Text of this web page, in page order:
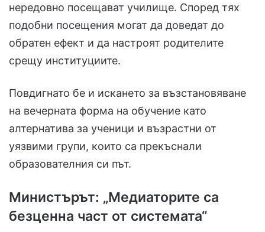
нередовно посещават училище. Според тях
подобни посещения могат да доведат до
обратен ефект и да настроят родителите
срещу институциите.
Повдигнато бе и искането за възстановяване
на вечерната форма на обучение като
алтернатива за ученици и възрастни от
уязвими групи, които са прекъснали
образователния си път.
Министърът: „Медиаторите са
безценна част от системата“